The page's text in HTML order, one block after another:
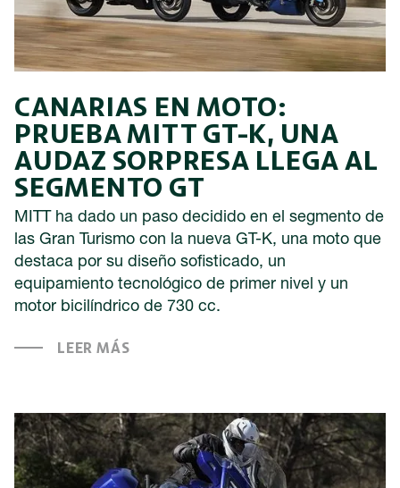
CANARIAS EN MOTO:
PRUEBA MITT GT-K, UNA
AUDAZ SORPRESA LLEGA AL
SEGMENTO GT
MITT ha dado un paso decidido en el segmento de
las Gran Turismo con la nueva GT-K, una moto que
destaca por su diseño sofisticado, un
equipamiento tecnológico de primer nivel y un
motor bicilíndrico de 730 cc.
LEER MÁS